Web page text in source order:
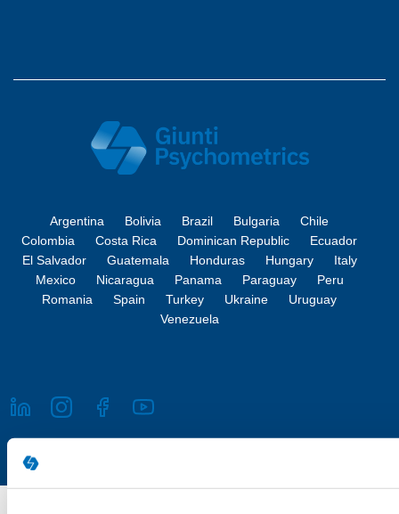
Argentina Bolivia Brazil Bulgaria
Chile
Colombia
Costa Rica Dominican Republic
Ecuador
El Salvador
Guatemala Honduras Hungary
Italy
Mexico
Nicaragua Panama Paraguay
Peru
Romania
Spain Turkey Ukraine
Uruguay
Venezuela